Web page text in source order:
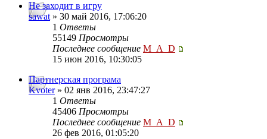
Не заходит в игру
sawat » 30 май 2016, 17:06:20
1 Ответы
55149 Просмотры
Последнее сообщение M_A_D
15 июн 2016, 10:30:05
Партнерская програма
Kvoter» 02 янв 2016, 23:47:27
1 Ответы
45406 Просмотры
Последнее сообщение M_A_D
26 фев 2016, 01:05:20